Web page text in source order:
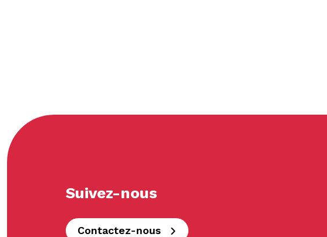
Suivez-nous
Contactez-nous